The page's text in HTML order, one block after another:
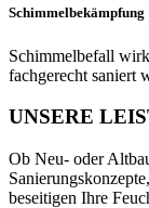
Schimmelbekämpfung
Schimmelbefall
fachgerecht saniert
UNSERE
Ob Neu- oder
beseitigen Ihre